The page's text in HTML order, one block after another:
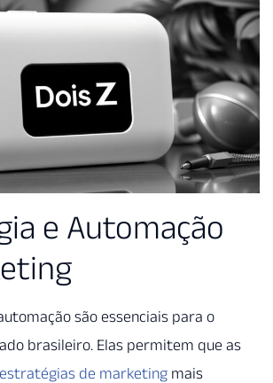
e Automação
são essenciais para o
brasileiro. Elas permitem que as
estratégias de marketing mais